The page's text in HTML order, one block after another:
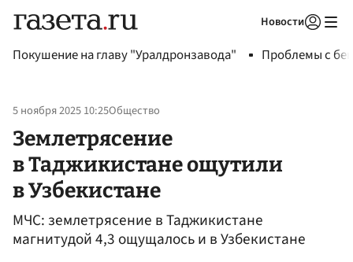
Новости
Покушение на главу "Уралдронзавода" Проблемы с
5 ноября 2025 10:25Общество
Землетрясение
в Таджикистане ощутили
в Узбекистане
МЧС: землетрясение в Таджикистане
магнитудой 4,3 ощущалось и в Узбекистане